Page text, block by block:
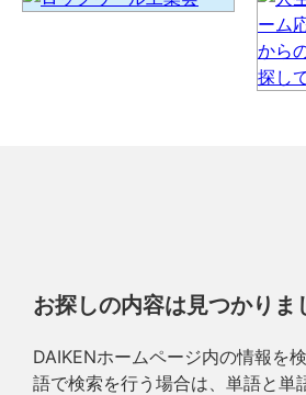
お探しの内容は見つかりま
DAIKENホームページ内の情報を
語で検索を行う場合は、単語と単